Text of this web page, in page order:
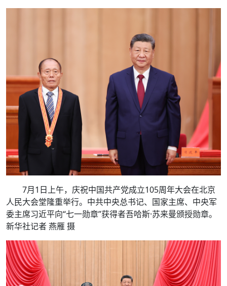
7月1日上午，庆祝中国共产党成立105周年大会在北京
人民大会堂隆重举行。中共中央总书记、国家主席、中央军
委主席习近平向“七一勋章”获得者吾哈斯·苏来曼颁授勋章。
新华社记者 燕雁 摄